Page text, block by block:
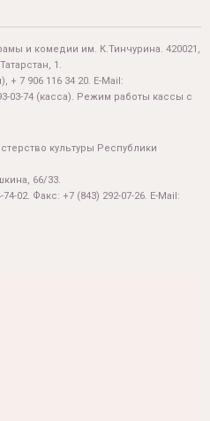
и комедии им. К.Тинчурина. 420021,
1.
+ 7 906 116 34 20. E-Mail:
03-74 (касса). Режим работы кассы с
культуры Республики
66/33.
02. Факс: +7 (843) 292-07-26. E-Mail: